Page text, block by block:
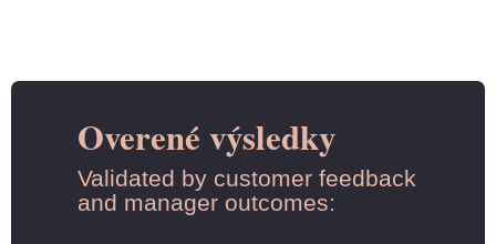
Overené výsledky
Validated by customer feedback
and manager outcomes: